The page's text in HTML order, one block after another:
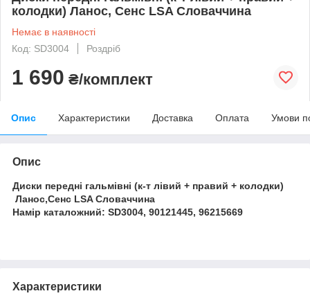
колодки) Ланос, Сенс LSA Словаччина
Немає в наявності
Код: SD3004
Роздріб
1 690 ₴/комплект
Опис Характеристики Доставка Оплата Умови
Опис
Диски передні гальмівні (к-т лівий + правий + колодки)
Ланос,Сенс LSA Словаччина
Намір каталожний: SD3004, 90121445, 96215669
Характеристики